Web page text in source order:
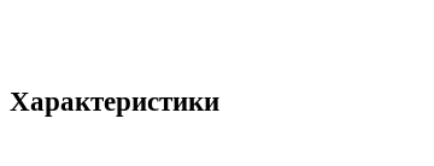
Характеристики